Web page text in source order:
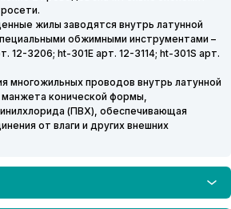
жилы заводятся внутрь латунной
обжимными инструментами –
12-3206; ht-301E арт. 12-3114; ht-301S арт.
многожильных проводов внутрь латунной
конической формы,
(ПВХ), обеспечивающая
от влаги и других внешних